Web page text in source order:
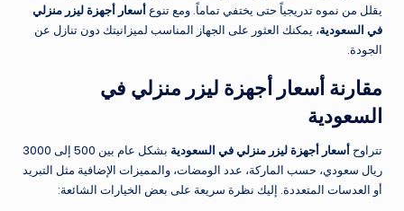
يقلل من نموه تدريجياً حتى يختفي تماماً. ومع تنوعأسعار أجهزة ليزر منزلي
في السعودية، يمكنك العثور على الجهاز المناسب لميزانيتك دون تنازل عن
الجودة.
مقارنة أسعار أجهزة ليزر منزلي في
السعودية
تتراوح أسعار أجهزة ليزر منزلي في السعودية
بشكل عام بين 500 إلى 3000
ريال سعودي، حسب الماركة، عدد الومضات، والمميزات الإضافية مثل التبريد
أو العدسات المتعددة. إليك نظرة سريعة على بعض الخيارات الشائعة: